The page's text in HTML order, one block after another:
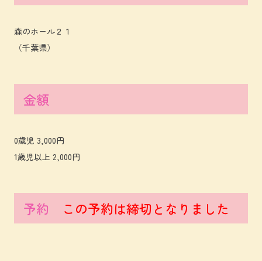
森のホール２１
（千葉県）
金額
0歳児 3,000円
1歳児以上 2,000円
予約 この予約は締切となりました